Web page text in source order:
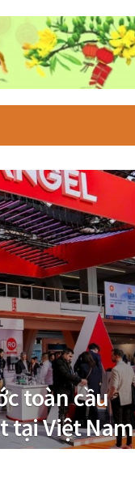
toàn cầu
tại Việt Nam